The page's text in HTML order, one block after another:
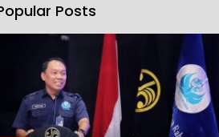
Posts